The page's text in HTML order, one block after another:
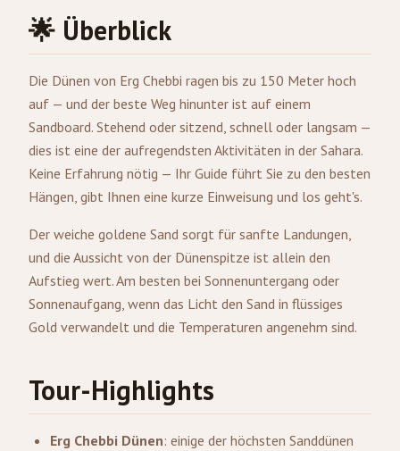
🌟 Überblick
Die Dünen von Erg Chebbi ragen bis zu 150 Meter hoch
auf — und der beste Weg hinunter ist auf einem
Sandboard. Stehend oder sitzend, schnell oder langsam —
dies ist eine der aufregendsten Aktivitäten in der Sahara.
Keine Erfahrung nötig — Ihr Guide führt Sie zu den besten
Hängen, gibt Ihnen eine kurze Einweisung und los geht's.
Der weiche goldene Sand sorgt für sanfte Landungen,
und die Aussicht von der Dünenspitze ist allein den
Aufstieg wert. Am besten bei Sonnenuntergang oder
Sonnenaufgang, wenn das Licht den Sand in flüssiges
Gold verwandelt und die Temperaturen angenehm sind.
Tour-Highlights
Erg Chebbi Dünen: einige der höchsten Sanddünen